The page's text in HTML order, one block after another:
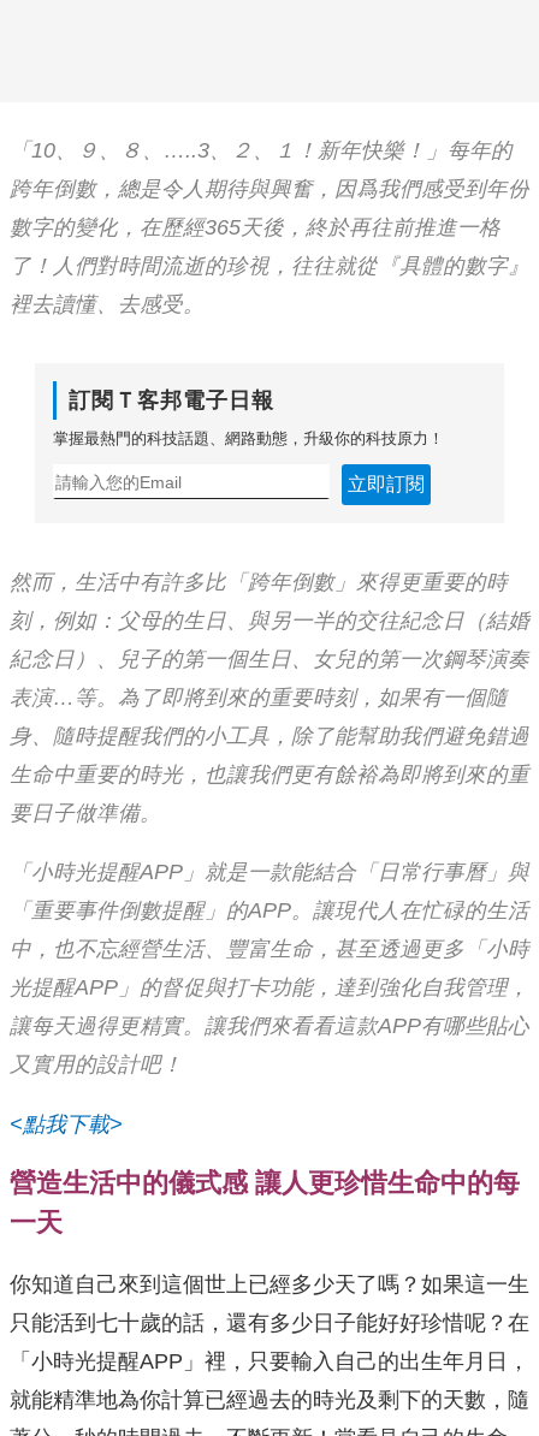
「10、９、８、…..3、２、１！新年快樂！」每年的
跨年倒數，總是令人期待與興奮，因爲我們感受到年份
數字的變化，在歷經365天後，終於再往前推進一格
了！人們對時間流逝的珍視，往往就從『具體的數字』
裡去讀懂、去感受。
訂閱Ｔ客邦電子日報
掌握最熱門的科技話題、網路動態，升級你的科技原力！
立即訂閱
然而，生活中有許多比「跨年倒數」來得更重要的時
刻，例如：父母的生日、與另一半的交往紀念日（結婚
紀念日）、兒子的第一個生日、女兒的第一次鋼琴演奏
表演…等。為了即將到來的重要時刻，如果有一個隨
身、隨時提醒我們的小工具，除了能幫助我們避免錯過
生命中重要的時光，也讓我們更有餘裕為即將到來的重
要日子做準備。
「小時光提醒APP」就是一款能結合「日常行事曆」與
「重要事件倒數提醒」的APP。讓現代人在忙碌的生活
中，也不忘經營生活、豐富生命，甚至透過更多「小時
光提醒APP」的督促與打卡功能，達到強化自我管理，
讓每天過得更精實。讓我們來看看這款APP有哪些貼心
又實用的設計吧！
<點我下載>
營造生活中的儀式感 讓人更珍惜生命中的每
一天
你知道自己來到這個世上已經多少天了嗎？如果這一生
只能活到七十歲的話，還有多少日子能好好珍惜呢？在
「小時光提醒APP」裡，只要輸入自己的出生年月日，
就能精準地為你計算已經過去的時光及剩下的天數，隨